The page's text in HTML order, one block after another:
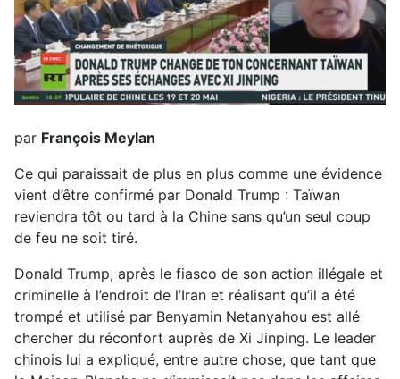
par François Meylan
Ce qui paraissait de plus en plus comme une évidence
vient d’être confirmé par Donald Trump : Taïwan
reviendra tôt ou tard à la Chine sans qu’un seul coup
de feu ne soit tiré.
Donald Trump, après le fiasco de son action illégale et
criminelle à l’endroit de l’Iran et réalisant qu’il a été
trompé et utilisé par Benyamin Netanyahou est allé
chercher du réconfort auprès de Xi Jinping. Le leader
chinois lui a expliqué, entre autre chose, que tant que